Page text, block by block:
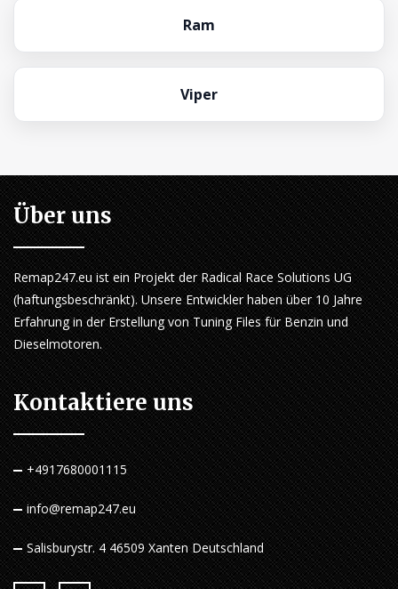
Ram
Viper
Über uns
Remap247.eu ist ein Projekt der Radical Race Solutions UG
(haftungsbeschränkt). Unsere Entwickler haben über 10 Jahre
Erfahrung in der Erstellung von Tuning Files für Benzin und
Dieselmotoren.
Kontaktiere uns
+4917680001115
info@remap247.eu
Salisburystr. 4 46509 Xanten Deutschland